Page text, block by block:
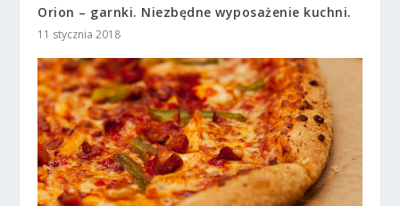
Orion – garnki. Niezbędne wyposażenie kuchni.
11 stycznia 2018